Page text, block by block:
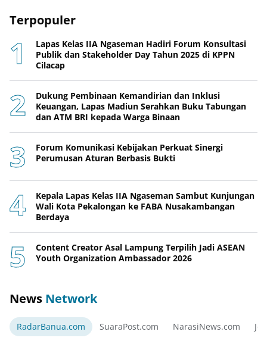
Terpopuler
Lapas Kelas IIA Ngaseman Hadiri Forum Konsultasi
Publik dan Stakeholder Day Tahun 2025 di KPPN
Cilacap
Dukung Pembinaan Kemandirian dan Inklusi
Keuangan, Lapas Madiun Serahkan Buku Tabungan
dan ATM BRI kepada Warga Binaan
Forum Komunikasi Kebijakan Perkuat Sinergi
Perumusan Aturan Berbasis Bukti
Kepala Lapas Kelas IIA Ngaseman Sambut Kunjungan
Wali Kota Pekalongan ke FABA Nusakambangan
Berdaya
Content Creator Asal Lampung Terpilih Jadi ASEAN
Youth Organization Ambassador 2026
News Network
RadarBanua.com SuaraPost.com NarasiNews.com